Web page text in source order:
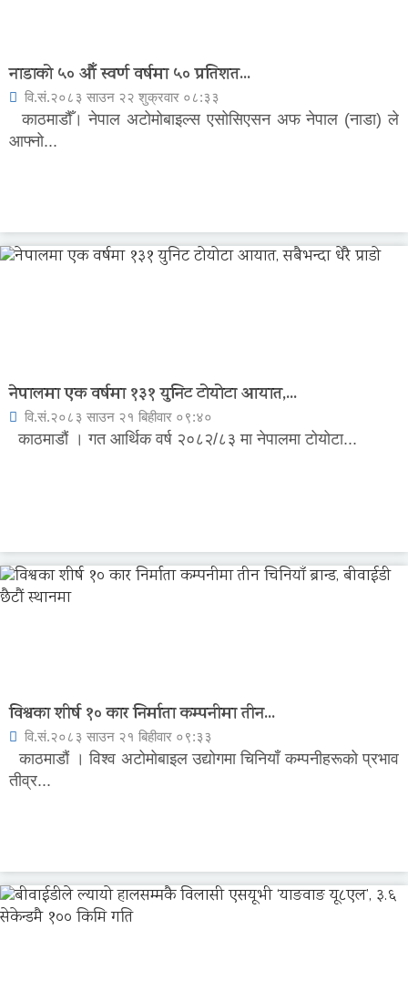
नाडाको ५० औँ स्वर्ण वर्षमा ५० प्रतिशत...
वि.सं.२०८३ साउन २२ शुक्रवार ०८:३३
काठमाडौँ। नेपाल अटोमोबाइल्स एसोसिएसन अफ नेपाल (नाडा) ले
आफ्नो...
नेपालमा एक वर्षमा १३१ युनिट टोयोटा आयात,...
वि.सं.२०८३ साउन २१ बिहीवार ०९:४०
काठमाडौं । गत आर्थिक वर्ष २०८२/८३ मा नेपालमा टोयोटा...
विश्वका शीर्ष १० कार निर्माता कम्पनीमा तीन...
वि.सं.२०८३ साउन २१ बिहीवार ०९:३३
काठमाडौं । विश्व अटोमोबाइल उद्योगमा चिनियाँ कम्पनीहरूको प्रभाव
तीव्र...